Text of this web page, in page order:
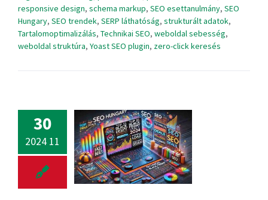
responsive design, schema markup, SEO esettanulmány, SEO
Hungary, SEO trendek, SERP láthatóság, strukturált adatok,
Tartalomoptimalizálás, Technikai SEO, weboldal sebesség,
weboldal struktúra, Yoast SEO plugin, zero-click keresés
30
2024 11